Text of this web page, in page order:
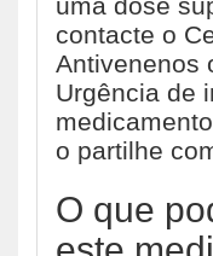
contacte o
Antivenenos
Urgência de
o partilhe
O que